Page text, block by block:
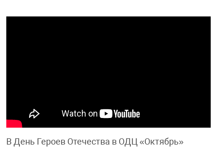
В День Героев Отечества в ОДЦ «Октябрь»